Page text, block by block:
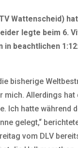
Wattenscheid)
legte beim 6.
in beachtlichen
bisherige
mich. Allerdings
Ich hatte während
gelegt,“
vom DLV